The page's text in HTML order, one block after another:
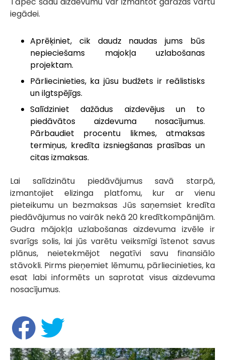
iegādei.
Aprēķiniet, cik daudz naudas jums būs
nepieciešams majokļa uzlabošanas
projektam.
Pārliecinieties, ka jūsu budžets ir reālistisks
un ilgtspējīgs.
Salīdziniet dažādus aizdevējus un to
piedāvātos aizdevuma nosacījumus.
Pārbaudiet procentu likmes, atmaksas
termiņus, kredīta izsniegšanas prasības un
citas izmaksas.
Lai salīdzinātu piedāvājumus savā starpā,
izmantojiet elizinga platfomu, kur ar vienu
pieteikumu un bezmaksas Jūs saņemsiet kredīta
piedāvājumus no vairāk nekā 20 kredītkompānijām.
Gudra mājokļa uzlabošanas aizdevuma izvēle ir
svarīgs solis, lai jūs varētu veiksmīgi īstenot savus
plānus, neietekmējot negatīvi savu finansiālo
stāvokli. Pirms pieņemiet lēmumu, pārliecinieties, ka
esat labi informēts un saprotat visus aizdevuma
nosacījumus.